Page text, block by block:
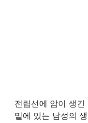
전립선에 암이 생
밑에 있는 남성의